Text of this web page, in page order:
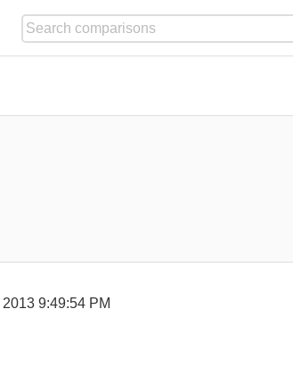
2013 9:49:54 PM